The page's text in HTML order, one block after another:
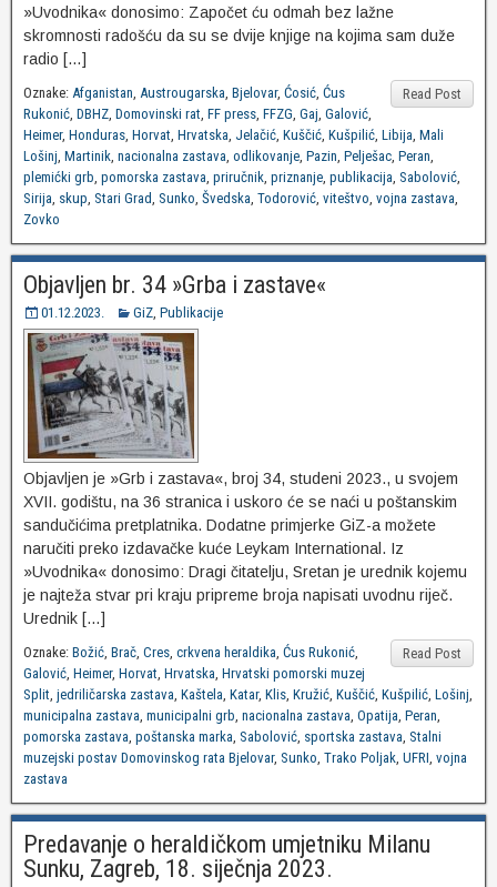
»Uvodnika« donosimo: Započet ću odmah bez lažne
skromnosti radošću da su se dvije knjige na kojima sam duže
radio […]
Read Post
Oznake: Afganistan, Austrougarska, Bjelovar, Ćosić, Ćus
Rukonić, DBHZ, Domovinski rat, FF press, FFZG, Gaj, Galović,
Heimer, Honduras, Horvat, Hrvatska, Jelačić, Kuščić, Kušpilić, Libija, Mali
Lošinj, Martinik, nacionalna zastava, odlikovanje, Pazin, Pelješac, Peran,
plemićki grb, pomorska zastava, priručnik, priznanje, publikacija, Sabolović,
Sirija, skup, Stari Grad, Sunko, Švedska, Todorović, viteštvo, vojna zastava,
Zovko
Objavljen br. 34 »Grba i zastave«
01.12.2023. GiZ, Publikacije
Objavljen je »Grb i zastava«, broj 34, studeni 2023., u svojem
XVII. godištu, na 36 stranica i uskoro će se naći u poštanskim
sandučićima pretplatnika. Dodatne primjerke GiZ-a možete
naručiti preko izdavačke kuće Leykam International. Iz
»Uvodnika« donosimo: Dragi čitatelju, Sretan je urednik kojemu
je najteža stvar pri kraju pripreme broja napisati uvodnu riječ.
Urednik […]
Read Post
Oznake: Božić, Brač, Cres, crkvena heraldika, Ćus Rukonić,
Galović, Heimer, Horvat, Hrvatska, Hrvatski pomorski muzej
Split, jedriličarska zastava, Kaštela, Katar, Klis, Kružić, Kuščić, Kušpilić, Lošinj,
municipalna zastava, municipalni grb, nacionalna zastava, Opatija, Peran,
pomorska zastava, poštanska marka, Sabolović, sportska zastava, Stalni
muzejski postav Domovinskog rata Bjelovar, Sunko, Trako Poljak, UFRI, vojna
zastava
Predavanje o heraldičkom umjetniku Milanu
Sunku, Zagreb, 18. siječnja 2023.